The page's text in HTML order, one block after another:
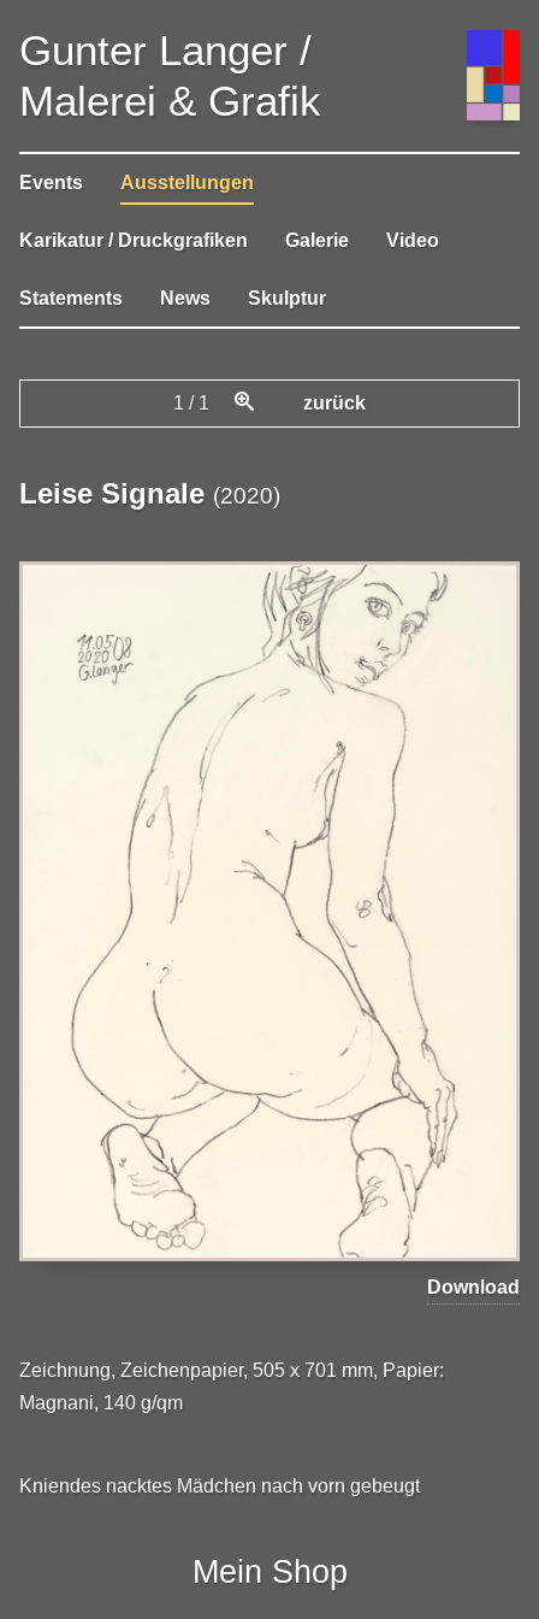
Gunter Langer /
Malerei & Grafik
Events Ausstellungen
Karikatur / Druckgrafiken Galerie Video
Statements News Skulptur
1 / 1 zurück
Leise Signale (2020)
Download
Zeichnung, Zeichenpapier, 505 x 701 mm, Papier:
Magnani, 140 g/qm
Kniendes nacktes Mädchen nach vorn gebeugt
Mein Shop